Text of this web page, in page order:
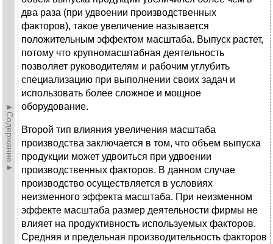
►Содержание►
два раза (при удвоении производственных
факторов), такое увеличение называется
положительным эффектом масштаба. Выпуск растет,
потому что крупномасштабная деятельность
позволяет руководителям и рабочим углубить
специализацию при выполнении своих задач и
использовать более сложное и мощное
оборудование.
Второй тип влияния увеличения масштаба
производства заключается в том, что объем выпуска
продукции может удвоиться при удвоении
производственных факторов. В данном случае
производство осуществляется в условиях
неизменного эффекта масштаба. При неизменном
эффекте масштаба размер деятельности фирмы не
влияет на продуктивность используемых факторов.
Средняя и предельная производительность факторов